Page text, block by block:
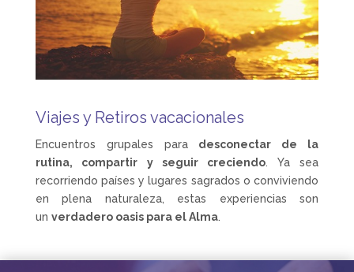
Viajes y Retiros vacacionales
Encuentros grupales para desconectar de la
rutina, compartir y seguir creciendo. Ya sea
recorriendo países y lugares sagrados o conviviendo
en plena naturaleza, estas experiencias son
un verdadero oasis para el Alma.